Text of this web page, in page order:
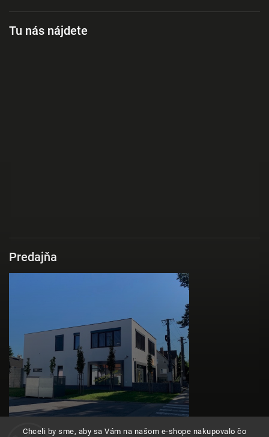
Chceli by sme, aby sa Vám na našom e-shope nakupovalo čo
Tu nás nájdete
Predajňa